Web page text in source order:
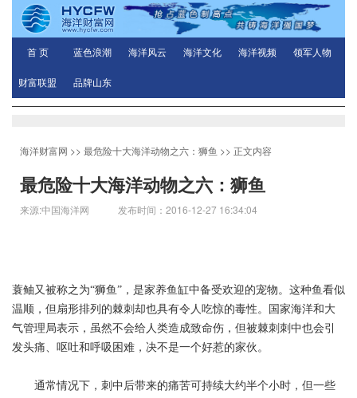
首 页 蓝色浪潮 海洋风云 海洋文化 海洋视频 领军人物
财富联盟 品牌山东
海洋财富网 >> 最危险十大海洋动物之六：狮鱼 >> 正文内容
最危险十大海洋动物之六：狮鱼
来源:中国海洋网 发布时间：2016-12-27 16:34:04
蓑鲉又被称之为“狮鱼”，是家养鱼缸中备受欢迎的宠物。这种鱼看似
温顺，但扇形排列的棘刺却也具有令人吃惊的毒性。国家海洋和大
气管理局表示，虽然不会给人类造成致命伤，但被棘刺刺中也会引
发头痛、呕吐和呼吸困难，决不是一个好惹的家伙。
通常情况下，刺中后带来的痛苦可持续大约半个小时，但一些